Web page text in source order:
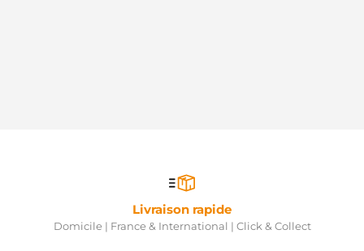
Livraison rapide
Domicile | France & International | Click & Collect